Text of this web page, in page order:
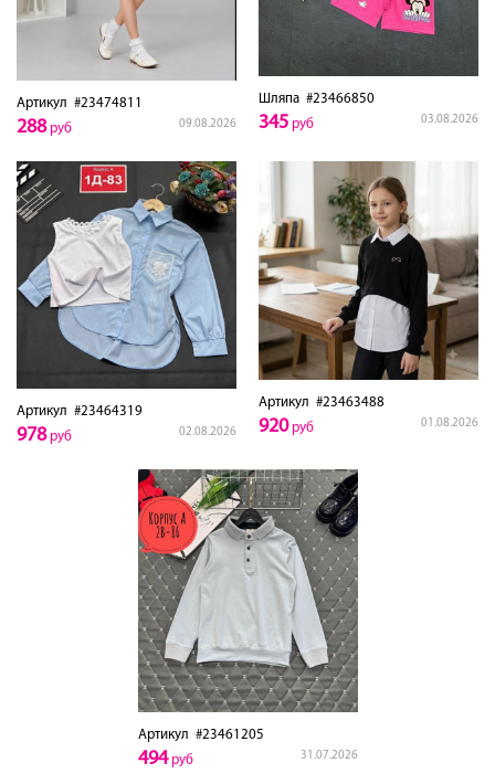
Артикул #23474811
09.08.2026
288руб
Шляпа #23466850
03.08.2026
345 руб
Артикул #23464319
02.08.2026
978руб
Артикул #23463488
01.08.2026
920руб
Артикул #23461205
31.07.2026
494руб